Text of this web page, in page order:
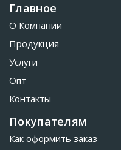
Главное
О Компании
Продукция
Услуги
Опт
Контакты
Покупателям
Как оформить заказ